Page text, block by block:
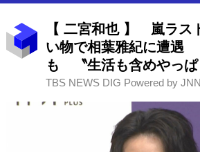
【 二宮和也 】 嵐ラ
い物で相葉雅紀に遭遇
も 〝生活も含めやっぱ
だな〟と安心
TBS NEWS DIG Powered by JNN